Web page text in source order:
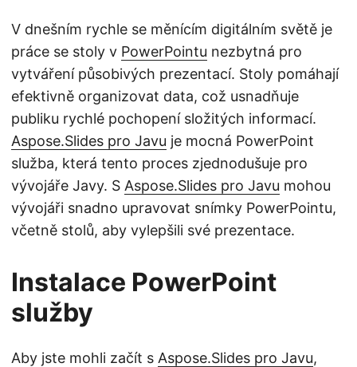
V dnešním rychle se měnícím digitálním světě je
práce se stoly v PowerPointu nezbytná pro
vytváření působivých prezentací. Stoly pomáhají
efektivně organizovat data, což usnadňuje
publiku rychlé pochopení složitých informací.
Aspose.Slides pro Javu je mocná PowerPoint
služba, která tento proces zjednodušuje pro
vývojáře Javy. S Aspose.Slides pro Javu mohou
vývojáři snadno upravovat snímky PowerPointu,
včetně stolů, aby vylepšili své prezentace.
Instalace PowerPoint
služby
Aby jste mohli začít s Aspose.Slides pro Javu,